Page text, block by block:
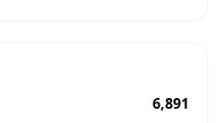
6,891